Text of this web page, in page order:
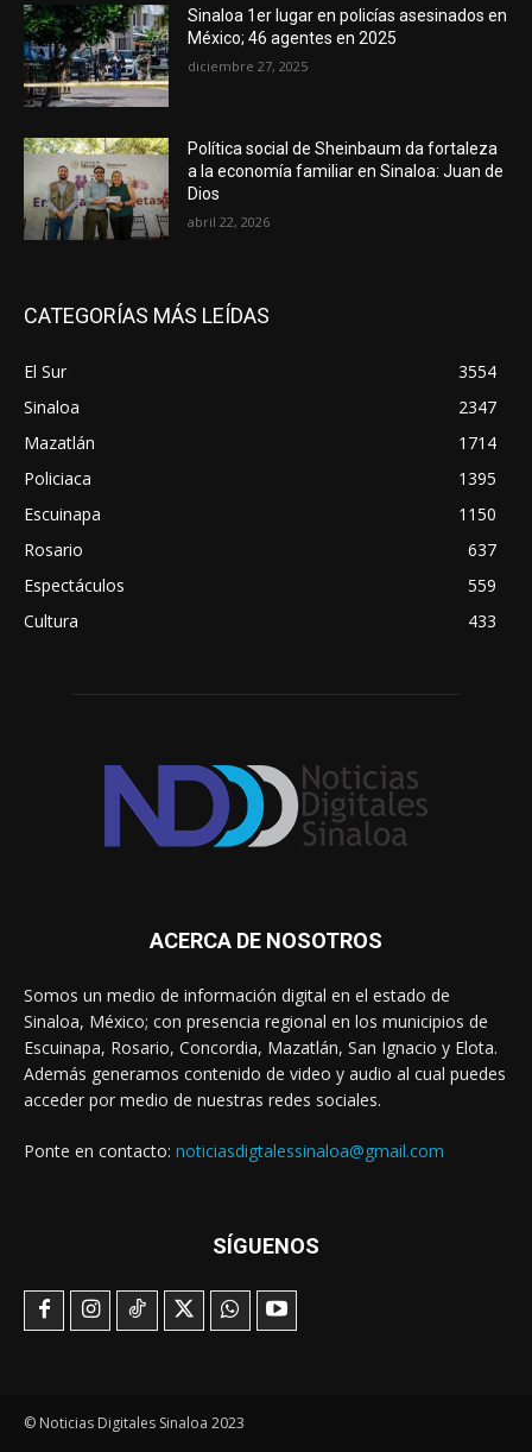
Sinaloa 1er lugar en policías asesinados en
México; 46 agentes en 2025
diciembre 27, 2025
Política social de Sheinbaum da fortaleza
a la economía familiar en Sinaloa: Juan de
Dios
abril 22, 2026
CATEGORÍAS MÁS LEÍDAS
El Sur
3554
Sinaloa
2347
Mazatlán
1714
Policiaca
1395
Escuinapa
1150
Rosario
637
Espectáculos
559
Cultura
433
ACERCA DE NOSOTROS
Somos un medio de información digital en el estado de
Sinaloa, México; con presencia regional en los municipios de
Escuinapa, Rosario, Concordia, Mazatlán, San Ignacio y Elota.
Además generamos contenido de video y audio al cual puedes
acceder por medio de nuestras redes sociales.
Ponte en contacto: noticiasdigtalessinaloa@gmail.com
SÍGUENOS
© Noticias Digitales Sinaloa 2023